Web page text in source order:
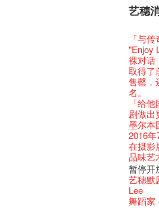
艺穗
《艺
艺穗会
艺穗会
The
Feste
艺穗好
艺穗
艺术作
古宅里
古宅里
奶库推
We'll
艺穗会
TEE
【德国
价 🍯
玉露
✈ 数量
煎茶
✈数量
演出期
4月21
暂时关
我们的
暂停
艺穗会
圣诞平
爵士乐
票房柜
那位
走向自
爵士
艺穗会
仪式
爵士时
爵士时
艺穗会
This
对@艺
还未太
新年快
青菜沙
陶‧茗
治‧翁
JAZZ
爵士时
JAZZ
【艺穗
Pop-up
格外
格外地
Sony
the
– 31,
焕然一
参观啦
【招募!
《她和
篇
观赏《
意事项
🎃万
WE
Fringe
招聘
【招募
「创作
对待
【当昌
艺穗
情诗一
7pm*
Photo
Susie
员、
具创造
暖又迷
舞台上
drinks
艺穗会
一分钟
们一生
Sold
聘请:
艺穗
新春大
注意:
处将于
【艺穗
世的秘
全新会
文化生
【艺穗
么是最
【艺穗
🕵【有
【艺穗
厨Joe
【艺穗
食午餐
艺穗会
【艺
气管表
【艺穗
窗外路
【艺穗
一位看
【艺穗
斯的诗
【艺穗
根在艺
Japan
Ring-
👻
会的20
👻
的20
【艺穗
【艺
什么艺
10月
常踊跃
【艺穗
牛奶公
【艺
登登登
啦！
🎈
🕵【有
【艺穗
+
第三场
【艺穗
设计艺
第二
成！
艺穗会
密系。
艺穗会
秘密就
艺穗
计划」
的准导
愿望
一连四
且结束
谂好今
未？一
艺穗会
第二次
8月20
「与
"Enjoy
裸对话
取得了
售罄，
名。
「给
剧做出
墨尔本
2016年
在摄影
品味艺
暂停开
艺穗默
Lee
舞蹈家